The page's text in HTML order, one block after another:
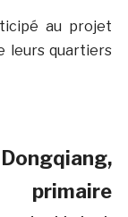
au projet
leurs quartiers
primaire